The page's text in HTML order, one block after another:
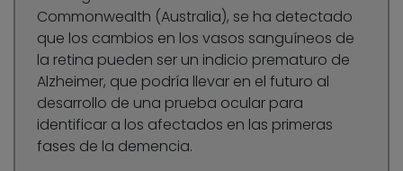
Commonwealth (Australia), se ha detectado
que los cambios en los vasos sanguíneos de
la retina pueden ser un indicio prematuro de
Alzheimer, que podría llevar en el futuro al
desarrollo de una prueba ocular para
identificar a los afectados en las primeras
fases de la demencia.